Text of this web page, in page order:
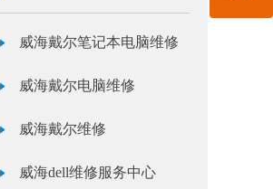
威海戴尔笔记本电脑维修
威海戴尔电脑维修
威海戴尔维修
威海dell维修服务中心